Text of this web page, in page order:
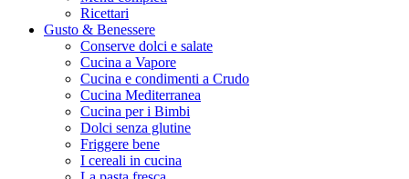
Ricettari
Gusto & Benessere
Conserve dolci e salate
Cucina a Vapore
Cucina e condimenti a Crudo
Cucina Mediterranea
Cucina per i Bimbi
Dolci senza glutine
Friggere bene
I cereali in cucina